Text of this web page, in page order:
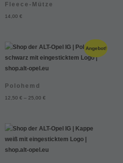
Fleece-Mütze
14,00 €
Angebot!
Polohemd
12,50 € – 25,00 €